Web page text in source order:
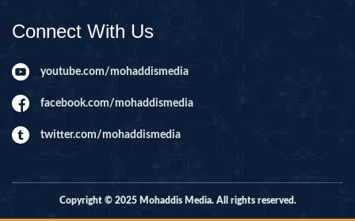
Connect With Us
youtube.com/mohaddismedia
facebook.com/mohaddismedia
twitter.com/mohaddismedia
Copyright © 2025 Mohaddis Media. All rights reserved.